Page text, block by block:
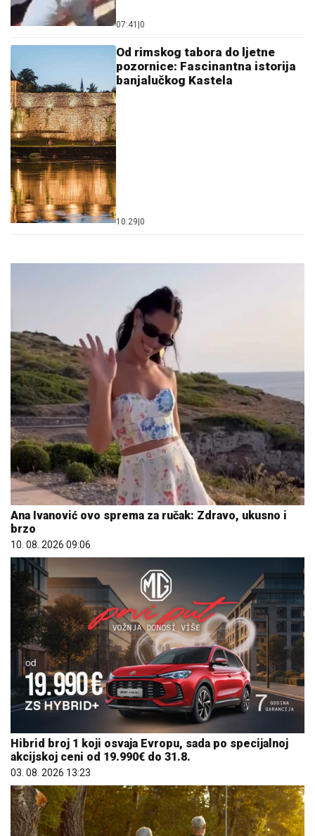
07:41 0
Od rimskog tabora do ljetne
pozornice: Fascinantna istorija
banjalučkog Kastela
10:29 0
Ana Ivanović ovo sprema za ručak: Zdravo, ukusno i
brzo
10. 08. 2026 09:06
Hibrid broj 1 koji osvaja Evropu, sada po specijalnoj
akcijskoj ceni od 19.990€ do 31.8.
03. 08. 2026 13:23